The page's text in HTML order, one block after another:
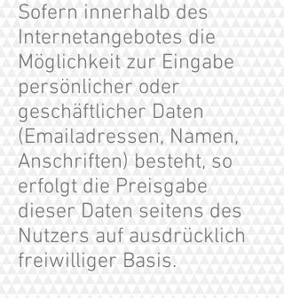
Sofern innerhalb des
Internetangebotes die
Möglichkeit zur Eingabe
persönlicher oder
geschäftlicher Daten
(Emailadressen, Namen,
Anschriften) besteht, so
erfolgt die Preisgabe
dieser Daten seitens des
Nutzers auf ausdrücklich
freiwilliger Basis.